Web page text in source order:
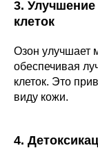
3.
клеток
Озон улучшает
обеспечивая
клеток. Это
виду кожи.
4.